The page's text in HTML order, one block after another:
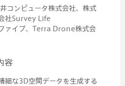
コンピュータ株式会社、株式
社Survey Life
ァイブ、Terra Drone株式会
容
細な3D空間データを生成する